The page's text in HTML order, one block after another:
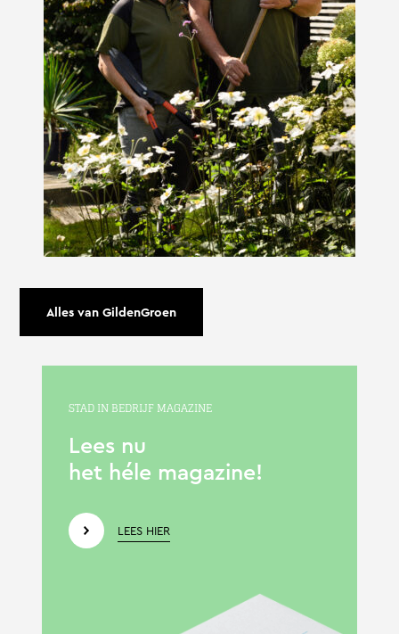
Alles van GildenGroen
STAD IN BEDRIJF MAGAZINE
Lees nu
het héle magazine!
LEES HIER